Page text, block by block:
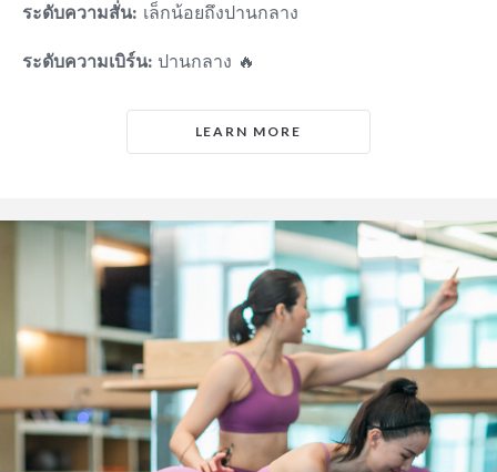
ระดับความสั่น: เล็กน้อยถึงปานกลาง
ระดับความเบิร์น: ปานกลาง 🔥
LEARN MORE